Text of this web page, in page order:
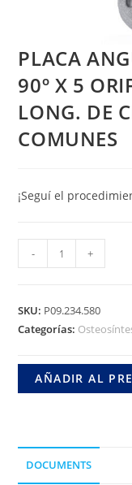
PLACA
90º X 5
LONG. DE
COMUNES
¡Seguí el
ANGULADA
BLOQUEADO
90º
ORIF.
10
MM.
- +
SKU: P09.234.580
Categorías:
AÑADIR AL
DOCUMENTS